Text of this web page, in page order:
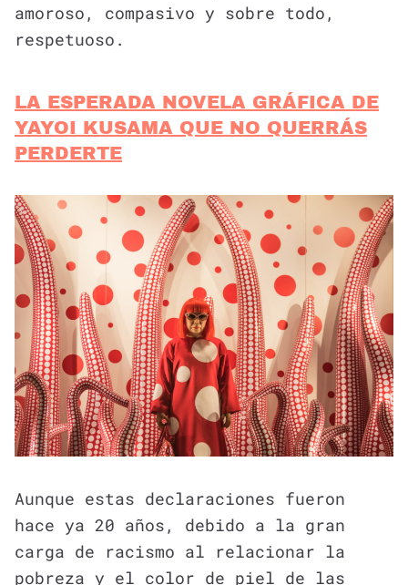
amoroso, compasivo y sobre todo,
respetuoso.
LA ESPERADA NOVELA GRÁFICA DE
YAYOI KUSAMA QUE NO QUERRÁS
PERDERTE
Aunque estas declaraciones fueron
hace ya 20 años, debido a la gran
carga de racismo al relacionar la
pobreza y el color de piel de las